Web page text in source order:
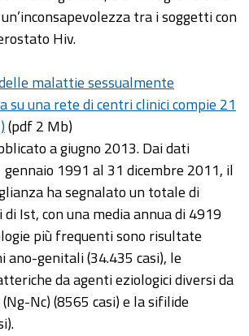
tra i soggetti con
Hiv.
malattie sessualmente
su una rete di centri clinici compie 21
(pdf 2 Mb)
a giugno 2013. Dai dati
gennaio 1991 al 31 dicembre 2011, il
ha segnalato un totale di
Ist, con una media annua di 4919
più frequenti sono risultate
ano-genitali (34.435 casi), le
da agenti eziologici diversi da
Nc) (8565 casi) e la sifilide